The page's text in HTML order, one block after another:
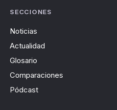
SECCIONES
Noticias
Actualidad
Glosario
Comparaciones
Pódcast